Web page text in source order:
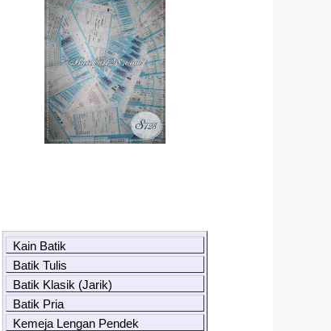
Kain Batik
Batik Tulis
Batik Klasik (Jarik)
Batik Pria
Kemeja Lengan Pendek